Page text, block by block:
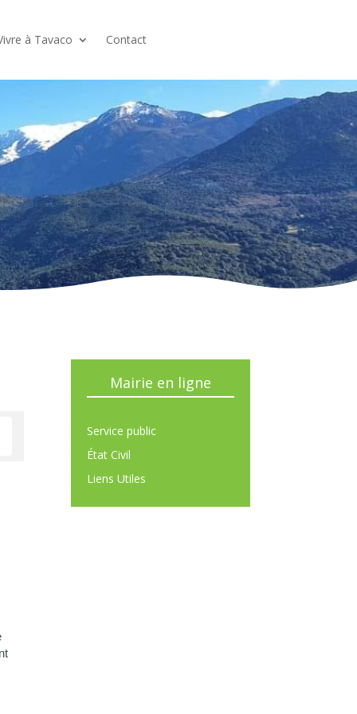
à Tavaco Contact
Mairie en ligne
Service public
État Civil
Liens Utiles